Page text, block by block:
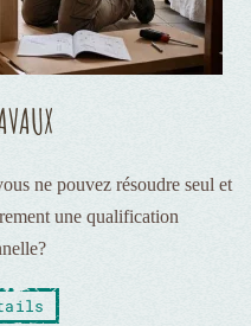
ne pouvez résoudre seul et
une qualification